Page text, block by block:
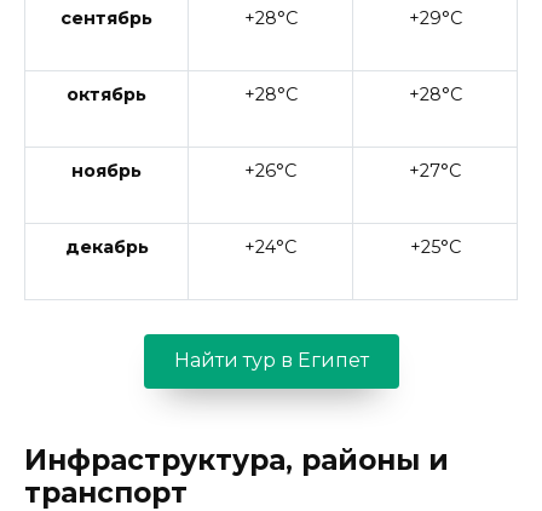
сентябрь +28°C +29°C
октябрь +28°C +28°C
ноябрь +26°C +27°C
декабрь +24°C +25°C
Найти тур в Египет
Инфраструктура, районы и
транспорт